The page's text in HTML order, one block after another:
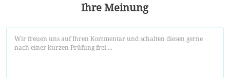
Ihre Meinung